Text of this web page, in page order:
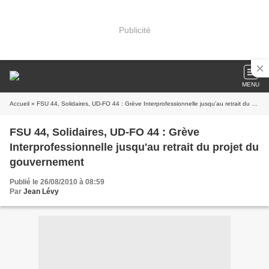
Publicité
MENU
Accueil » FSU 44, Solidaires, UD-FO 44 : Grève Interprofessionnelle jusqu'au retrait du projet du gouvernement
FSU 44, Solidaires, UD-FO 44 : Grève
Interprofessionnelle jusqu'au retrait du projet du
gouvernement
Publié le 26/08/2010 à 08:59
Par Jean Lévy